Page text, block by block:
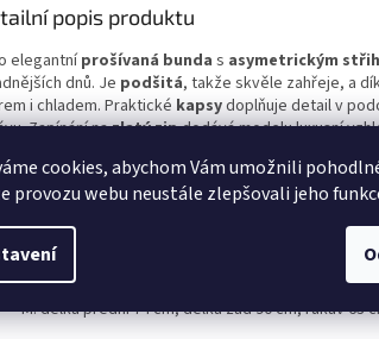
cookies, abychom Vám umožnili
provozu webu neustále zlepšovali jeho
popis produktu
elegantníprošívaná bunda s asymetrickým
dnů. Je podšitá, takže skvěle zahřeje, a
i chladem. Praktické kapsydoplňuje detail v
Zapínání nazlatý zipdodává modelu luxusní
ve velikostechS–2XL:
S: délka přední 74 cm, délka zad 90 cm, rukáv od
106 cm
M: délka přední 74 cm, délka zad 90 cm, rukáv 63